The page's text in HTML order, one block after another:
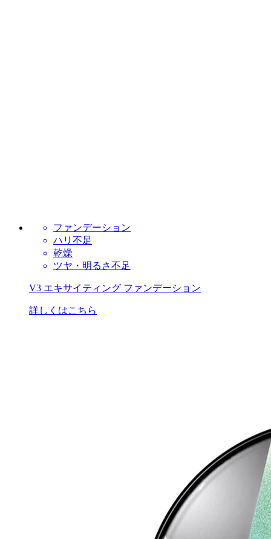
ファンデーション
ハリ不足
乾燥
ツヤ・明るさ不足
V3 エキサイティング ファンデーション
詳しくはこちら